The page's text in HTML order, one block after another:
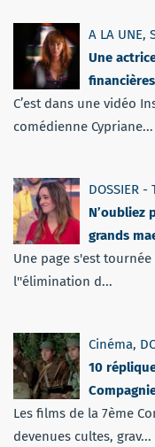
A LA UNE,
Une
C’est dans une vidéo
comédienne Cypriane...
DOSSIER -
N’oubliez
grands
Une page s'est
l''élimination d...
Cinéma,
10
Les films de la 7ème
devenues cultes, grav...